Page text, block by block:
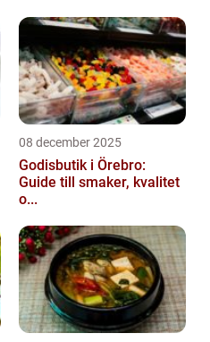
08 december 2025
Godisbutik i Örebro:
Guide till smaker, kvalitet
o...